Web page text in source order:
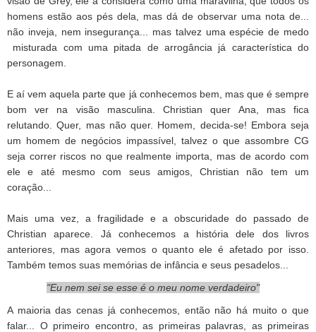
homens estão aos pés dela, mas dá de observar uma nota de...
não inveja, nem insegurança... mas talvez uma espécie de medo
misturada com uma pitada de arrogância já característica do
personagem.
E aí vem aquela parte que já conhecemos bem, mas que é sempre
bom ver na visão masculina. Christian quer Ana, mas fica
relutando. Quer, mas não quer. Homem, decida-se! Embora seja
um homem de negócios impassível, talvez o que assombre CG
seja correr riscos no que realmente importa, mas de acordo com
ele e até mesmo com seus amigos, Christian não tem um
coração...
Mais uma vez, a fragilidade e a obscuridade do passado de
Christian aparece. Já conhecemos a história dele dos livros
anteriores, mas agora vemos o quanto ele é afetado por isso.
Também temos suas memórias de infância e seus pesadelos...
"Eu nem sei se esse é o meu nome verdadeiro"
A maioria das cenas já conhecemos, então não há muito o que
falar... O primeiro encontro, as primeiras palavras, as primeiras